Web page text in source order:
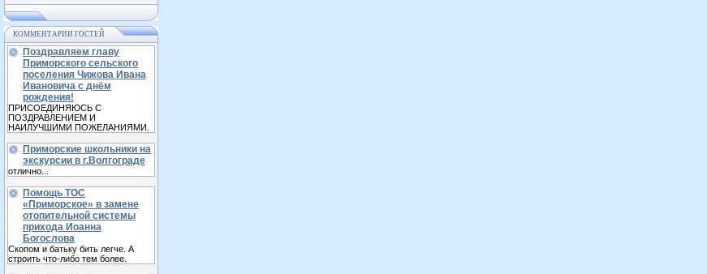
КОММЕНТАРИИ ГОСТЕЙ
Поздравляем главу
Приморского сельского
поселения Чижова Ивана
Ивановича с днём
рождения!
ПРИСОЕДИНЯЮСЬ С
ПОЗДРАВЛЕНИЕМ И
НАИЛУЧШИМИ ПОЖЕЛАНИЯМИ.
Приморские школьники на
экскурсии в г.Волгограде
отлично...
Помощь ТОС
«Приморское» в замене
отопительной системы
прихода Иоанна
Богослова
Скопом и батьку бить легче. А
строить что-либо тем более.